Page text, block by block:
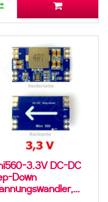
3.3V DC-DC
Down